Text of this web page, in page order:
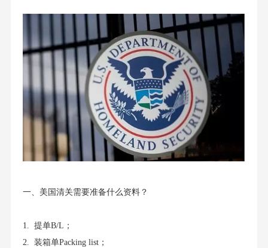
一、美国清关需要准备什么资料？
1. 提单B/L；
2. 装箱单Packing list；